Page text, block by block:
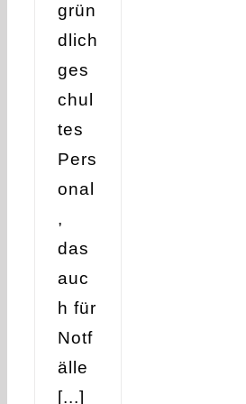
grün
dlich
ges
chul
tes
Pers
onal
,
das
auc
h für
Notf
älle
[...]